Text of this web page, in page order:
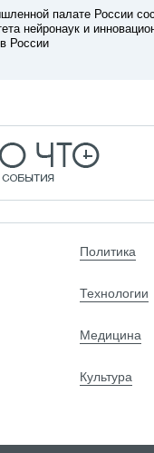
палате России
нейронаук и
России
Политика
Технологии
Медицина
Культура